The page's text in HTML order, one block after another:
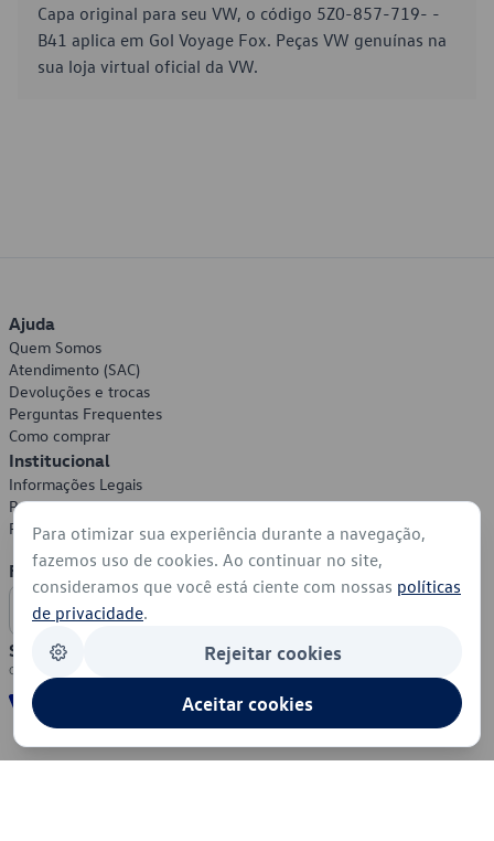
Capa original para seu VW, o código 5Z0-857-719- -
B41 aplica em Gol Voyage Fox. Peças VW genuínas na
sua loja virtual oficial da VW.
Ajuda
Quem Somos
Atendimento (SAC)
Devoluções e trocas
Perguntas Frequentes
Como comprar
Institucional
Informações Legais
Política de Privacidade
Política de Cookies
Formas de Pagamento
Segurança
Para otimizar sua experiência durante a navegação,
fazemos uso de cookies. Ao continuar no site,
consideramos que você está ciente com nossas políticas
de privacidade.
Rejeitar cookies
Aceitar cookies